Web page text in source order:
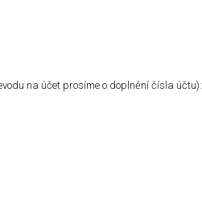
na účet prosíme o doplnění čísla účtu):